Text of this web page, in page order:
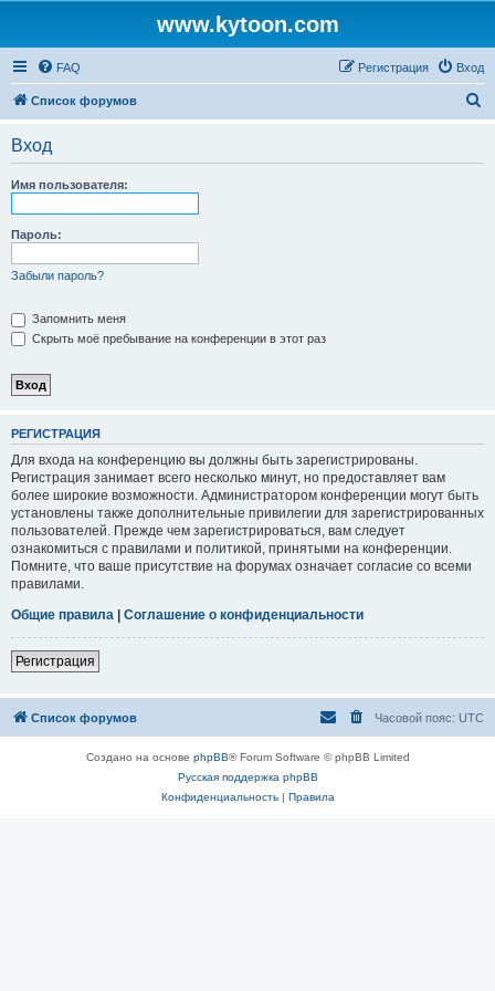
www.kytoon.com
FAQ Вход
Регистрация
Список форумов
Вход
Имя пользователя:
Пароль:
Забыли пароль?
Запомнить меня
Скрыть моё пребывание на конференции в этот раз
РЕГИСТРАЦИЯ
Для входа на конференцию вы должны быть зарегистрированы.
Регистрация занимает всего несколько минут, но предоставляет вам
более широкие возможности. Администратором конференции могут быть
установлены также дополнительные привилегии для зарегистрированных
пользователей. Прежде чем зарегистрироваться, вам следует
ознакомиться с правилами и политикой, принятыми на конференции.
Помните, что ваше присутствие на форумах означает согласие со всеми
правилами.
Общие правила | Соглашение о конфиденциальности
Регистрация
Список форумов Часовой пояс: UTC
Создано на основе phpBB® Forum Software © phpBB Limited
Русская поддержка phpBB
Конфиденциальность| Правила